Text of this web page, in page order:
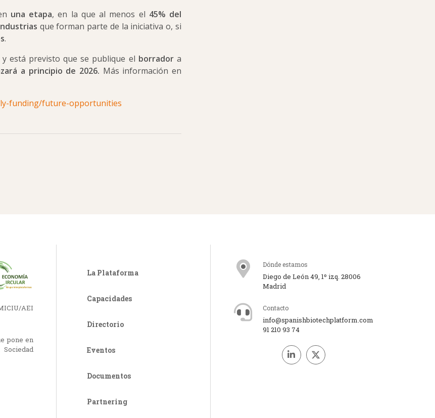
una etapa, en la que al menos el 45% del
que forman parte de la iniciativa o, si
.
está previsto que se publique el borradora
a principio de 2026. Más información en
funding/future-opportunities
AEI
pone en
La Plataforma
Capacidades
Directorio
Eventos
Documentos
Partnering
Dónde estamos
Diego de León 49, 1º izq. 28006
Madrid
Contacto
info@spanishbiotechplatform.com
91 210 93 74